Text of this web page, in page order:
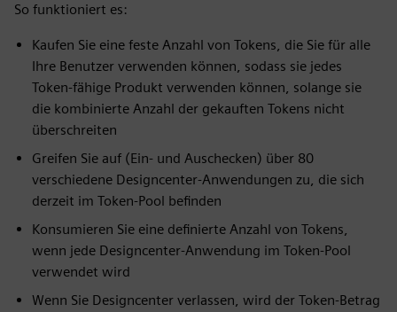
So funktioniert es:
Kaufen Sie eine feste Anzahl von Tokens, die Sie für alle
Ihre Benutzer verwenden können, sodass sie jedes
Token-fähige Produkt verwenden können, solange sie
die kombinierte Anzahl der gekauften Tokens nicht
überschreiten
Greifen Sie auf (Ein- und Auschecken) über 80
verschiedene Designcenter-Anwendungen zu, die sich
derzeit im Token-Pool befinden
Konsumieren Sie eine definierte Anzahl von Tokens,
wenn jede Designcenter-Anwendung im Token-Pool
verwendet wird
Wenn Sie Designcenter verlassen, wird der Token-Betrag